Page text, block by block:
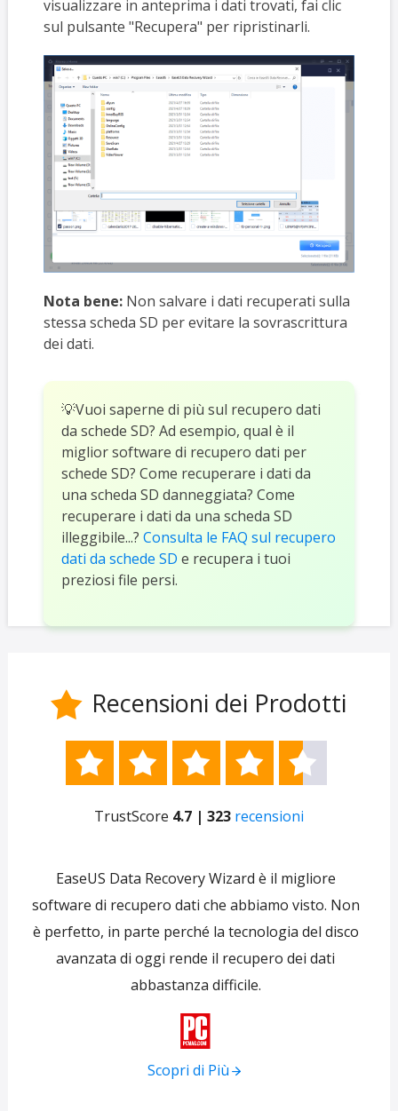
visualizzare in anteprima i dati trovati, fai clic
sul pulsante "Recupera" per ripristinarli.
Nota bene: Non salvare i dati recuperati sulla
stessa scheda SD per evitare la sovrascrittura
dei dati.
💡Vuoi saperne di più sul recupero dati
da schede SD? Ad esempio, qual è il
miglior software di recupero dati per
schede SD? Come recuperare i dati da
una scheda SD danneggiata? Come
recuperare i dati da una scheda SD
illeggibile...? Consulta le FAQ sul recupero
dati da schede SD e recupera i tuoi
preziosi file persi.
 Recensioni dei Prodotti
    
TrustScore 4.7 | 323 recensioni
EaseUS Data Recovery Wizard è il migliore
software di recupero dati che abbiamo visto. Non
è perfetto, in parte perché la tecnologia del disco
avanzata di oggi rende il recupero dei dati
abbastanza difficile.

Scopri di Più